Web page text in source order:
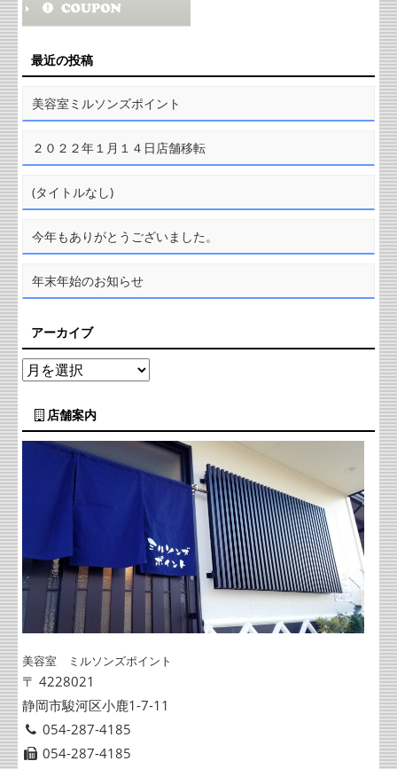
最近の投稿
美容室ミルソンズポイント
２０２２年１月１４日店舗移転
(タイトルなし)
今年もありがとうございました。
年末年始のお知らせ
アーカイブ
店舗案内
美容室 ミルソンズポイント
〒 4228021
静岡市駿河区小鹿1-7-11
054-287-4185
054-287-4185